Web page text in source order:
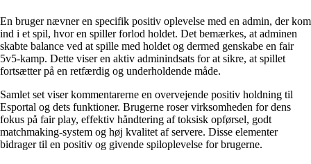
En bruger nævner en specifik positiv oplevelse med en admin, der kom
ind i et spil, hvor en spiller forlod holdet. Det bemærkes, at adminen
skabte balance ved at spille med holdet og dermed genskabe en fair
5v5-kamp. Dette viser en aktiv adminindsats for at sikre, at spillet
fortsætter på en retfærdig og underholdende måde.
Samlet set viser kommentarerne en overvejende positiv holdning til
Esportal og dets funktioner. Brugerne roser virksomheden for dens
fokus på fair play, effektiv håndtering af toksisk opførsel, godt
matchmaking-system og høj kvalitet af servere. Disse elementer
bidrager til en positiv og givende spiloplevelse for brugerne.